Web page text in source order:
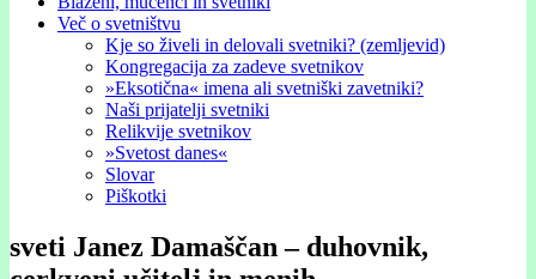
Več o svetništvu
Kje so živeli in delovali svetniki? (zemljevid)
Kongregacija za zadeve svetnikov
»Eksotična« imena ali svetniški zavetniki?
Naši prijatelji svetniki
Relikvije svetnikov
»Svetost danes«
Slovar
Piškotki
sveti Janez Damaščan – duhovnik,